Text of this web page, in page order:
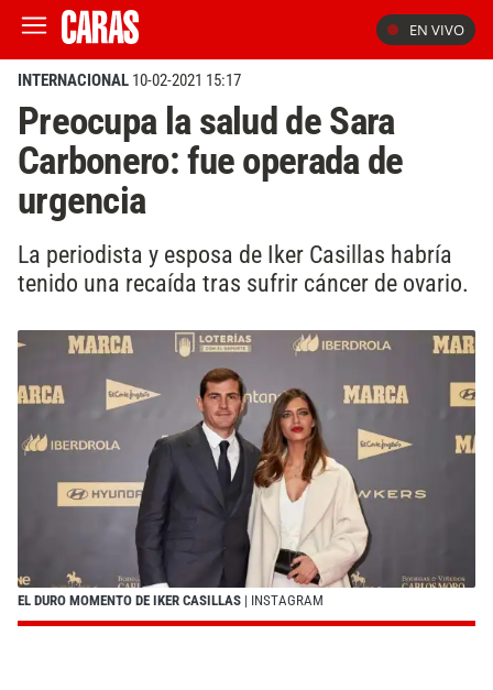
EN VIVO
INTERNACIONAL 10-02-2021 15:17
Preocupa la salud de Sara
Carbonero: fue operada de
urgencia
La periodista y esposa de Iker Casillas habría
tenido una recaída tras sufrir cáncer de ovario.
EL DURO MOMENTO DE IKER CASILLAS | INSTAGRAM